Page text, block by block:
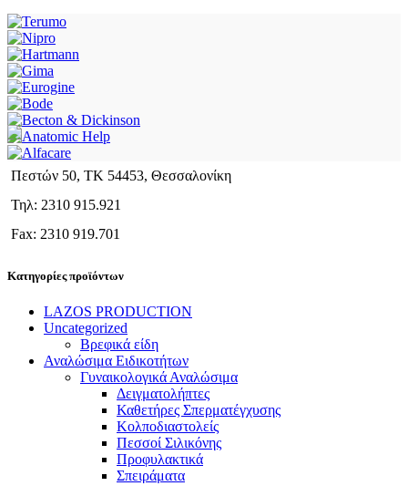
Πεστών 50, ΤΚ 54453, Θεσσαλονίκη
Τηλ: 2310 915.921
Fax: 2310 919.701
Κατηγορίες προϊόντων
LAZOS PRODUCTION
Uncategorized
Βρεφικά είδη
Αναλώσιμα Ειδικοτήτων
Γυναικολογικά Αναλώσιμα
Δειγματολήπτες
Καθετήρες Σπερματέγχυσης
Κολποδιαστολείς
Πεσσοί Σιλικόνης
Προφυλακτικά
Σπειράματα